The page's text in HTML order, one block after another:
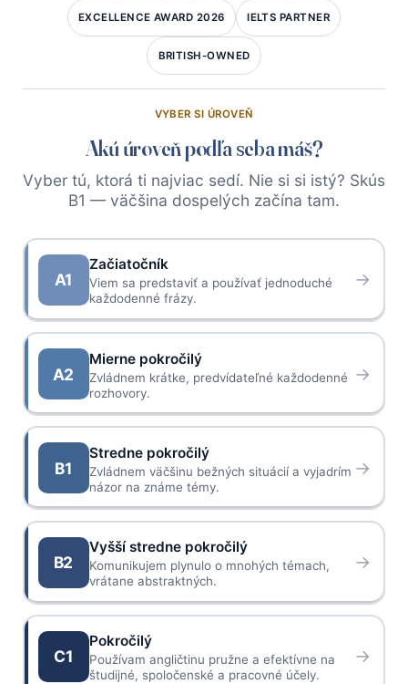
EXCELLENCE AWARD 2026 IELTS PARTNER
BRITISH-OWNED
VYBER SI ÚROVEŇ
Akú úroveň podľa seba máš?
Vyber tú, ktorá ti najviac sedí. Nie si si istý? Skús
B1 — väčšina dospelých začína tam.
A1
Začiatočník
Viem sa predstaviť a používať jednoduché
každodenné frázy.
→
A2
Mierne pokročilý
Zvládnem krátke, predvídateľné každodenné
rozhovory.
→
B1
Stredne pokročilý
Zvládnem väčšinu bežných situácií a vyjadrím
názor na známe témy.
→
B2
Vyšší stredne pokročilý
Komunikujem plynulo o mnohých témach,
vrátane abstraktných.
→
C1
Pokročilý
Používam angličtinu pružne a efektívne na
študijné, spoločenské a pracovné účely.
→